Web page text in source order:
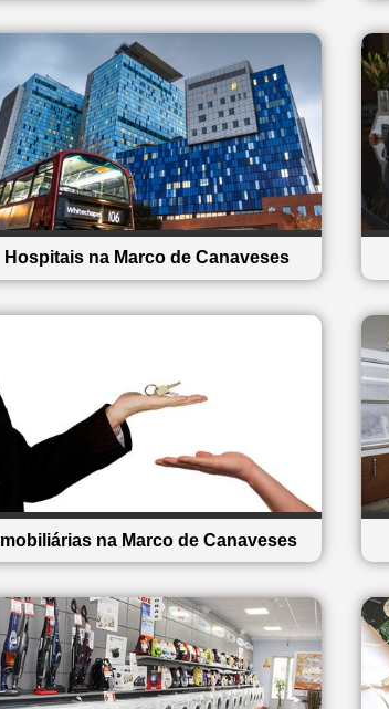
Hospitais na Marco de Canaveses
Imobiliárias na Marco de Canaveses